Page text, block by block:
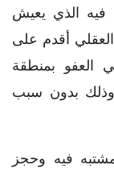
فيه الذي يعيش
أقدم على
العفو بمنطقة
وذلك بدون سبب
فيه وحجز